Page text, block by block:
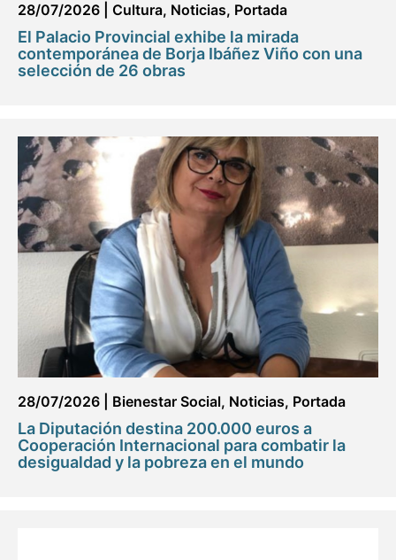
28/07/2026 Cultura, Noticias, Portada
El Palacio Provincial exhibe la mirada
contemporánea de Borja Ibáñez Viño con una
selección de 26 obras
28/07/2026 Bienestar Social, Noticias, Portada
La Diputación destina 200.000 euros a
Cooperación Internacional para combatir la
desigualdad y la pobreza en el mundo